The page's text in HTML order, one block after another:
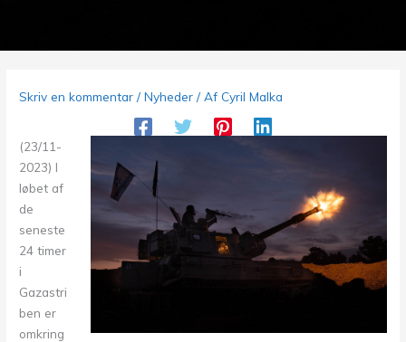
Skriv en kommentar /Nyheder / AfCyril Malka
(23/11-
2023) I
løbet af
de
seneste
24 timer
i
Gazastri
ben er
omkring